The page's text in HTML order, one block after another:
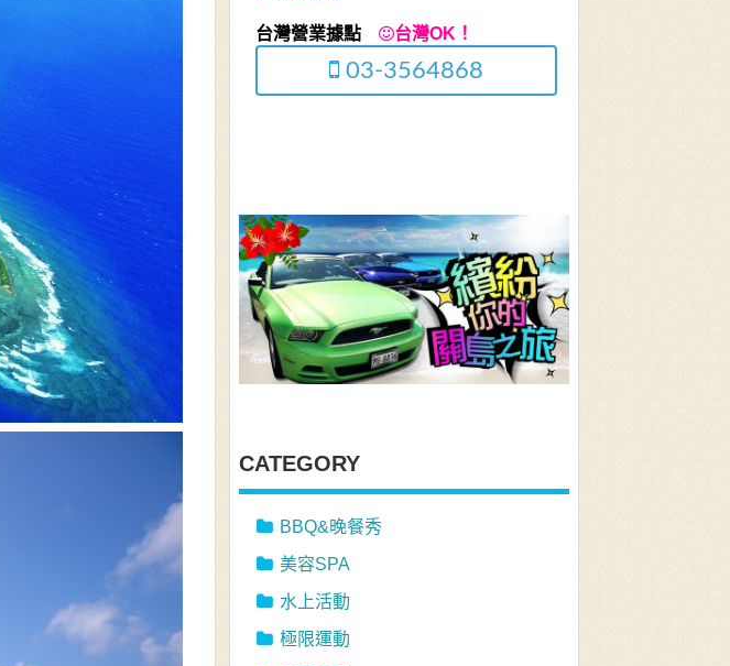
台灣營業據點 台灣OK！
03-3564868
CATEGORY
BBQ&晚餐秀
美容SPA
水上活動
極限運動